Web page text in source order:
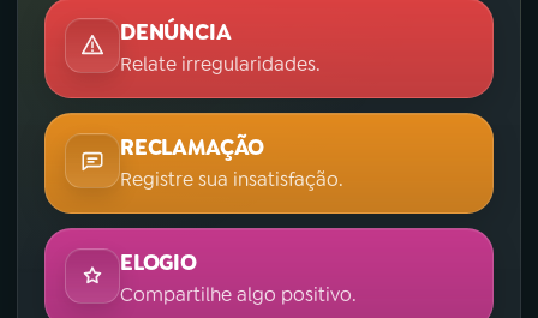
DENÚNCIA
Relate irregularidades.
RECLAMAÇÃO
Registre sua insatisfação.
ELOGIO
Compartilhe algo positivo.